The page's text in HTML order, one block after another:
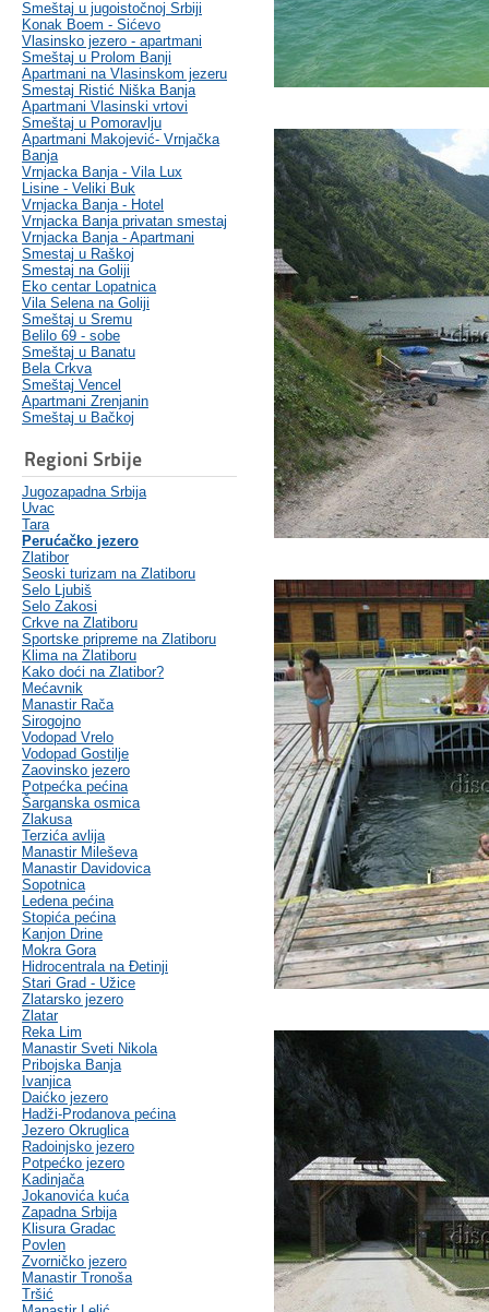
Smeštaj u jugoistočnoj Srbiji
Konak Boem - Sićevo
Vlasinsko jezero - apartmani
Smeštaj u Prolom Banji
Apartmani na Vlasinskom jezeru
Smestaj Ristić Niška Banja
Apartmani Vlasinski vrtovi
Smeštaj u Pomoravlju
Apartmani Makojević- Vrnjačka
Banja
Vrnjacka Banja - Vila Lux
Lisine - Veliki Buk
Vrnjacka Banja - Hotel
Vrnjacka Banja privatan smestaj
Vrnjacka Banja - Apartmani
Smestaj u Raškoj
Smestaj na Goliji
Eko centar Lopatnica
Vila Selena na Goliji
Smeštaj u Sremu
Belilo 69 - sobe
Smeštaj u Banatu
Bela Crkva
Smeštaj Vencel
Apartmani Zrenjanin
Smeštaj u Bačkoj
Regioni Srbije
Jugozapadna Srbija
Uvac
Tara
Perućačko jezero
Zlatibor
Seoski turizam na Zlatiboru
Selo Ljubiš
Selo Zakosi
Crkve na Zlatiboru
Sportske pripreme na Zlatiboru
Klima na Zlatiboru
Kako doći na Zlatibor?
Mećavnik
Manastir Rača
Sirogojno
Vodopad Vrelo
Vodopad Gostilje
Zaovinsko jezero
Potpećka pećina
Šarganska osmica
Zlakusa
Terzića avlija
Manastir Mileševa
Manastir Davidovica
Sopotnica
Ledena pećina
Stopića pećina
Kanjon Drine
Mokra Gora
Hidrocentrala na Đetinji
Stari Grad - Užice
Zlatarsko jezero
Zlatar
Reka Lim
Manastir Sveti Nikola
Pribojska Banja
Ivanjica
Daićko jezero
Hadži-Prodanova pećina
Jezero Okruglica
Radoinjsko jezero
Potpećko jezero
Kadinjača
Jokanovića kuća
Zapadna Srbija
Klisura Gradac
Povlen
Zvorničko jezero
Manastir Tronoša
Tršić